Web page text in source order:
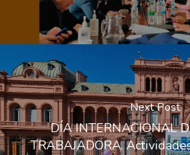
Next Post
DÍA INTERNACIONAL
TRABAJADORA.